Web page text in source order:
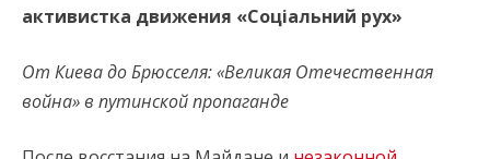
активистка движения «Соціальний рух»
От Киева до Брюсселя: «Великая Отечественная
война» в путинской пропаганде